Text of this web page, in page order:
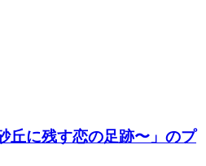
丘に残す恋の足跡〜」のプ